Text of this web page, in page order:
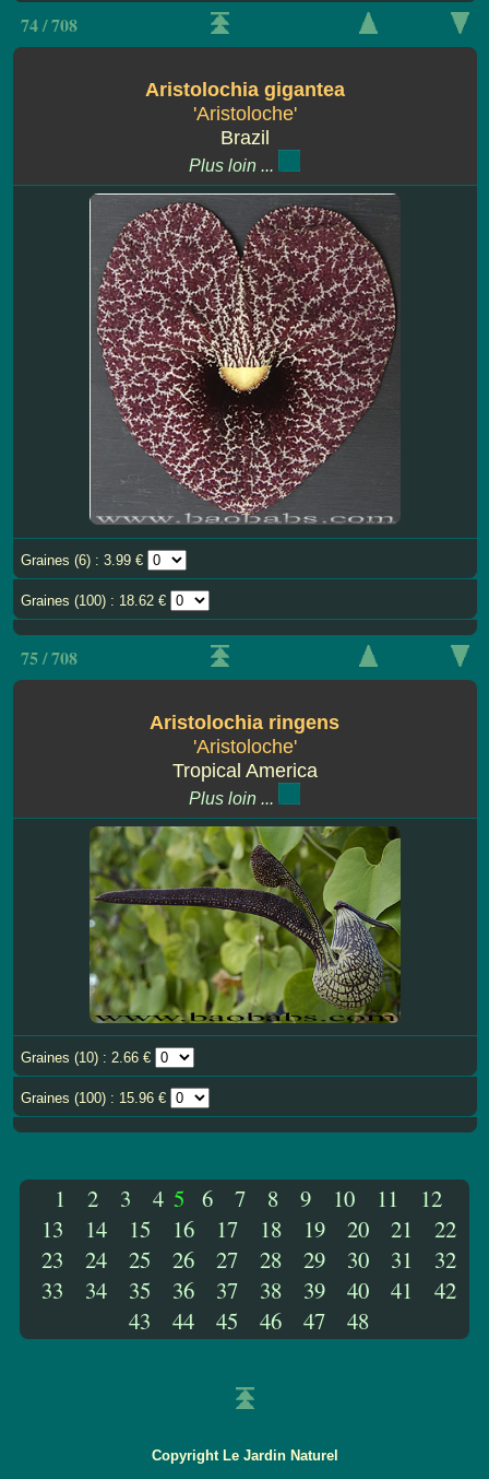
74 / 708
Aristolochia gigantea
'Aristoloche'
Brazil
Plus loin ...
Graines (6) : 3.99 €
Graines (100) : 18.62 €
75 / 708
Aristolochia ringens
'Aristoloche'
Tropical America
Plus loin ...
Graines (10) : 2.66 €
Graines (100) : 15.96 €
1 2 3 4 5 6 7 8 9 10 11
12
13
14 15 16 17 18 19 20 21
22
23
24 25 26 27 28 29 30 31
32
33
34 35 36 37 38 39 40 41
42
43
44 45 46 47 48
Copyright Le Jardin Naturel